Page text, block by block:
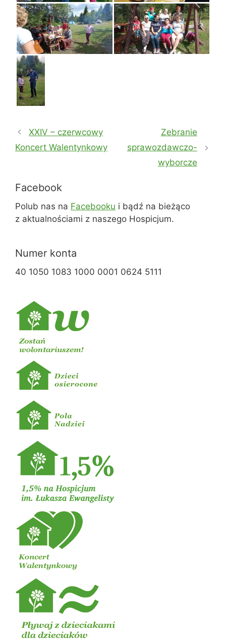
XXIV – czerwcowy
Koncert Walentynkowy
Zebranie
sprawozdawczo-
wyborcze
Facebook
Polub nas na Facebooku i bądź na bieżąco
z aktualnościami z naszego Hospicjum.
Numer konta
40 1050 1083 1000 0001 0624 5111